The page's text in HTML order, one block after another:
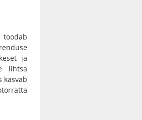
ja
lihtsa
kasvab